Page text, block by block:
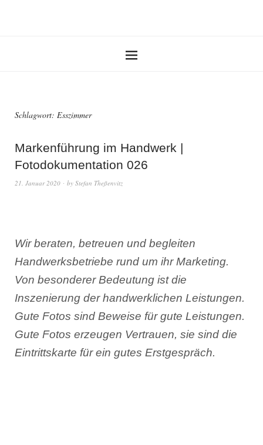
Schlagwort: Esszimmer
Markenführung im Handwerk |
Fotodokumentation 026
21. Januar 2020 by Stefan Theßenvitz
Wir beraten, betreuen und begleiten
Handwerksbetriebe rund um ihr Marketing.
Von besonderer Bedeutung ist die
Inszenierung der handwerklichen Leistungen.
Gute Fotos sind Beweise für gute Leistungen.
Gute Fotos erzeugen Vertrauen, sie sind die
Eintrittskarte für ein gutes Erstgespräch.